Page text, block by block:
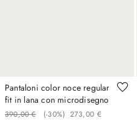
Pantaloni color noce regular
fit in lana con microdisegno
390,00 € (-30%) 273,00 €